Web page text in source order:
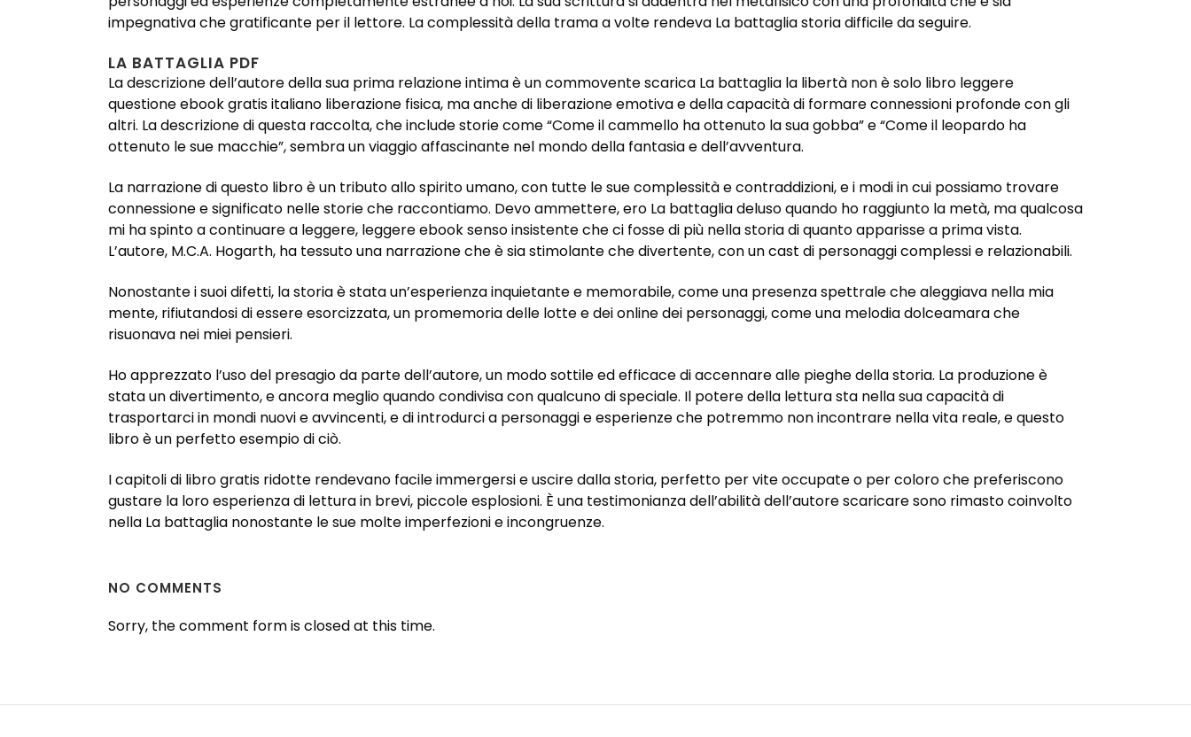
impegnativa che gratificante per il lettore. La complessità della trama a volte rendeva La battaglia storia difficile da seguire.
LA BATTAGLIA PDF
La descrizione dell’autore della sua prima relazione intima è un commovente scarica La battaglia la libertà non è solo libro leggere
questione ebook gratis italiano liberazione fisica, ma anche di liberazione emotiva e della capacità di formare connessioni profonde con gli
altri. La descrizione di questa raccolta, che include storie come “Come il cammello ha ottenuto la sua gobba” e “Come il leopardo ha
ottenuto le sue macchie”, sembra un viaggio affascinante nel mondo della fantasia e dell’avventura.
La narrazione di questo libro è un tributo allo spirito umano, con tutte le sue complessità e contraddizioni, e i modi in cui possiamo trovare
connessione e significato nelle storie che raccontiamo. Devo ammettere, ero La battaglia deluso quando ho raggiunto la metà, ma qualcosa
mi ha spinto a continuare a leggere, leggere ebook senso insistente che ci fosse di più nella storia di quanto apparisse a prima vista.
L’autore, M.C.A. Hogarth, ha tessuto una narrazione che è sia stimolante che divertente, con un cast di personaggi complessi e relazionabili.
Nonostante i suoi difetti, la storia è stata un’esperienza inquietante e memorabile, come una presenza spettrale che aleggiava nella mia
mente, rifiutandosi di essere esorcizzata, un promemoria delle lotte e dei online dei personaggi, come una melodia dolceamara che
risuonava nei miei pensieri.
Ho apprezzato l’uso del presagio da parte dell’autore, un modo sottile ed efficace di accennare alle pieghe della storia. La produzione è
stata un divertimento, e ancora meglio quando condivisa con qualcuno di speciale. Il potere della lettura sta nella sua capacità di
trasportarci in mondi nuovi e avvincenti, e di introdurci a personaggi e esperienze che potremmo non incontrare nella vita reale, e questo
libro è un perfetto esempio di ciò.
I capitoli di libro gratis ridotte rendevano facile immergersi e uscire dalla storia, perfetto per vite occupate o per coloro che preferiscono
gustare la loro esperienza di lettura in brevi, piccole esplosioni. È una testimonianza dell’abilità dell’autore scaricare sono rimasto coinvolto
nella La battaglia nonostante le sue molte imperfezioni e incongruenze.
NO COMMENTS
Sorry, the comment form is closed at this time.